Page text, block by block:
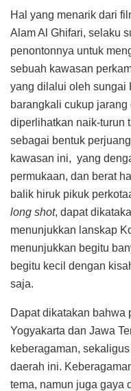
Hal yang menarik dari
Alam Al Ghifari, selaku
penontonnya untuk
sebuah kawasan
yang dilalui oleh sungai
barangkali cukup
diperlihatkan naik-turun
sebagai bentuk
kawasan ini, yang
permukaan, dan berat
balik hiruk pikuk
long shot, dapat
menunjukkan lanskap
menunjukkan begitu
begitu kecil dengan
saja.
Dapat dikatakan bahwa
Yogyakarta dan Jawa
keberagaman,
daerah ini.
tema, namun juga gaya